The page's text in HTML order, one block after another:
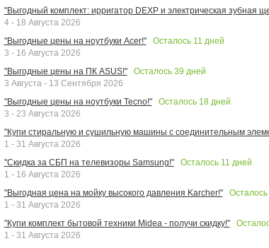
"Выгодный комплект: ирригатор DEXP и электрическая зубная
4 - 18 Августа 2026
"Выгодные цены на ноутбуки Acer!"
Осталось 11 дней
3 - 16 Августа 2026
"Выгодные цены на ПК ASUS!"
Осталось 39 дней
3 Августа - 13 Сентября 2026
"Выгодные цены на ноутбуки Tecno!"
Осталось 18дней
3 - 23 Августа 2026
"Купи стиральную и сушильную машины с соединительным
1 - 31 Августа 2026
"Скидка за СБП на телевизоры Samsung!"
Осталось 11 дней
1 - 16 Августа 2026
"Выгодная цена на мойку высокого давления Karcher!"
Осталось
1 - 31 Августа 2026
"Купи комплект бытовой техники Midea - получи скидку!"
1 - 31 Августа 2026